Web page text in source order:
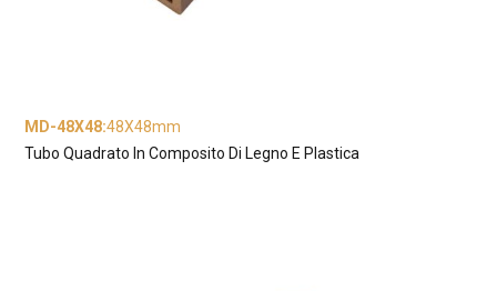
MD-48X48:48X48mm
Tubo Quadrato In Composito Di Legno E Plastica